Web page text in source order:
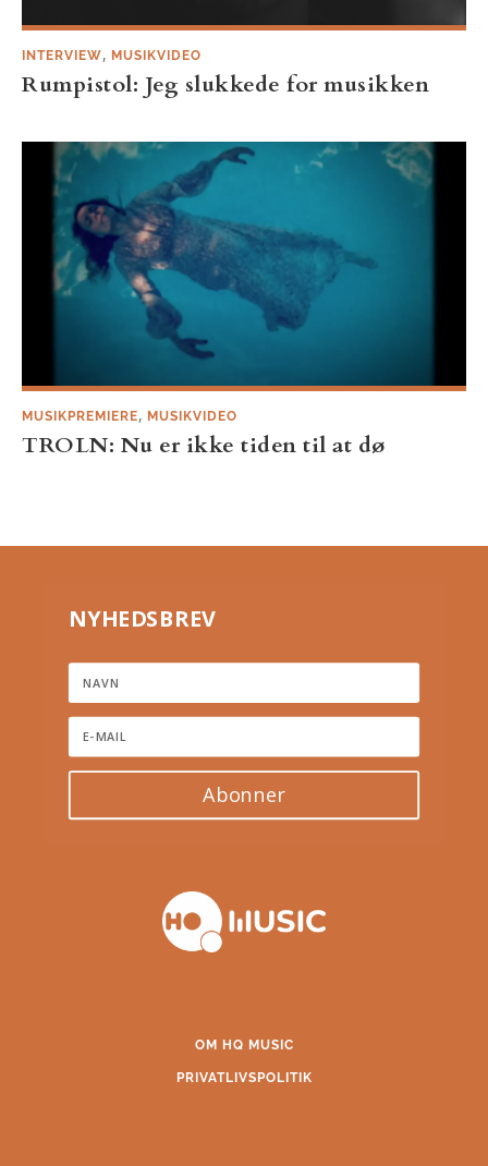
Rumpistol: Jeg slukkede for musikken
INTERVIEW, MUSIKVIDEO
TROLN: Nu er ikke tiden til at dø
MUSIKPREMIERE, MUSIKVIDEO
NYHEDSBREV
Abonner
OM HQ MUSIC
PRIVATLIVSPOLITIK